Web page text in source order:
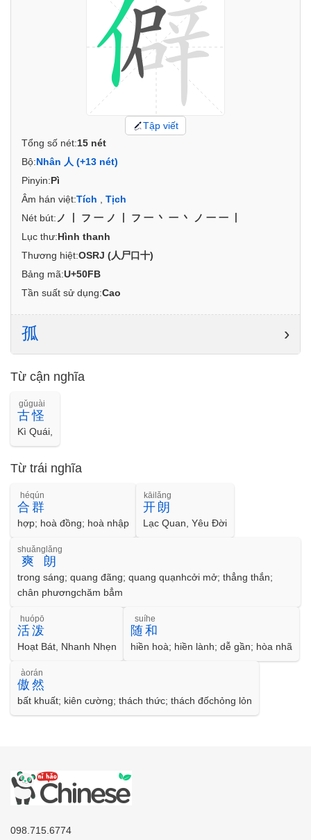
Tập viết
Tổng số nét:15 nét
Bộ:Nhân 人 (+13 nét)
Pinyin:Pì
Âm hán việt:Tích
Tịch
Nét bút: ノ丨フ一ノ丨フ一丶一丶ノ一一丨
Lục thư:Hình thanh
Thương hiệt:OSRJ (人尸口十)
Bảng mã:U+50FB
Tần suất sử dụng:Cao
孤 ›
Từ cận nghĩa
古怪
gǔguài
Kì Quái,
Từ trái nghĩa
合群
héqún
hợp; hoà đồng; hoà nhập
开朗
kāilǎng
Lạc Quan, Yêu Đời
爽朗
shuǎnglǎng
trong sáng; quang đãng; quang quạnhcởi mở; thẳng thắn;
chân phươngchăm bẳm
活泼
huópō
Hoạt Bát, Nhanh Nhẹn
随和
suíhe
hiền hoà; hiền lành; dễ gần; hòa nhã
傲然
àorán
bất khuất; kiên cường; thách thức; thách đốchỏng lỏn
098.715.6774